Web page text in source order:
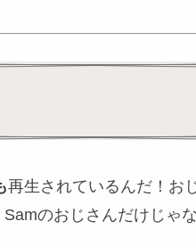
再生されているんだ！お
のおじさんだけじゃ